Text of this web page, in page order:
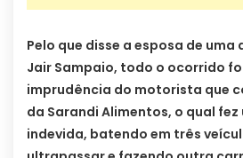
Pelo que disse a esposa de
Jair Sampaio, todo o ocorrido
imprudência do motorista que
da Sarandi Alimentos, o qual
indevida, batendo em três